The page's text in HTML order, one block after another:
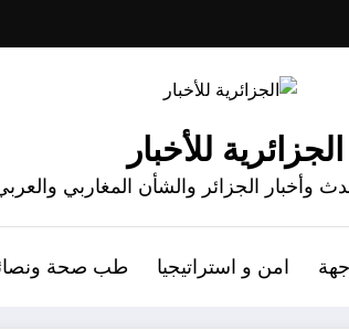
الجزائرية للأخبار
وأخبار الجزائر والشأن المغاربي
امن و استراتيجيا طب صحة